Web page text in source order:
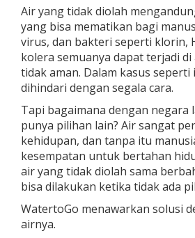
Air yang tidak diolah
yang bisa mematikan bagi
virus, dan bakteri seperti klorin,
kolera semuanya dapat terjadi
tidak aman. Dalam kasus
dihindari dengan segala cara.
Tapi bagaimana dengan negara
punya pilihan lain? Air sangat
kehidupan, dan tanpa itu
kesempatan untuk bertahan
air yang tidak diolah sama
bisa dilakukan ketika tidak ada
WatertoGo menawarkan solusi
airnya.